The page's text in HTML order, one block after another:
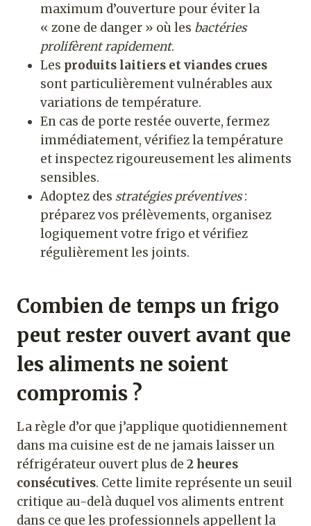
maximum d’ouverture pour éviter la
« zone de danger » où les bactéries
prolifèrent rapidement.
Les produits laitiers et viandes crues
sont particulièrement vulnérables aux
variations de température.
En cas de porte restée ouverte, fermez
immédiatement, vérifiez la température
et inspectez rigoureusement les aliments
sensibles.
Adoptez des stratégies préventives:
préparez vos prélèvements, organisez
logiquement votre frigo et vérifiez
régulièrement les joints.
Combien de temps un frigo
peut rester ouvert avant que
les aliments ne soient
compromis ?
La règle d’or que j’applique quotidiennement
dans ma cuisine est de ne jamais laisser un
réfrigérateur ouvert plus de 2 heures
consécutives. Cette limite représente un seuil
critique au-delà duquel vos aliments entrent
dans ce que les professionnels appellent la